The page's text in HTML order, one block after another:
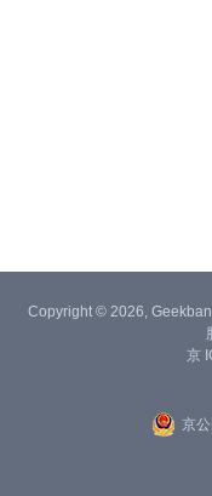
Copyright © 2026,
京
京